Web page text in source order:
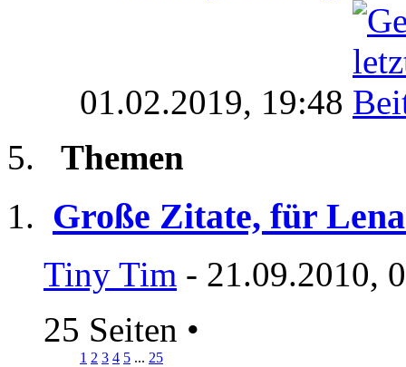
01.02.2019, 19:48
Themen
Große Zitate, für
Tiny Tim - 21.09.2010,
25 Seiten •
1 2 3 4 5 ... 25